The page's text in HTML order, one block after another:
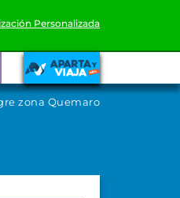
Personalizada
zona Quemaro